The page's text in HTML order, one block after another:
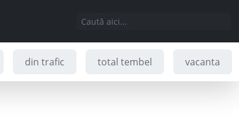
din trafic total tembel vacanta